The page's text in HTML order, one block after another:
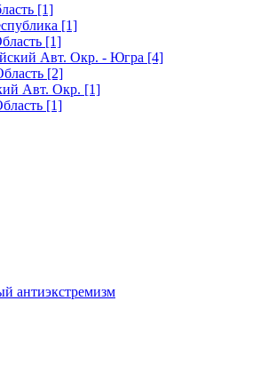
[1]
[1]
[1]
Авт. Окр. - Югра [4]
[2]
Авт. Окр. [1]
[1]
антиэкстремизм